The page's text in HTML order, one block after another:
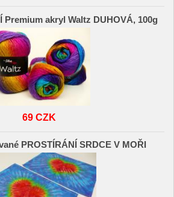
Premium akryl Waltz DUHOVÁ, 100g
69 CZK
PROSTÍRÁNÍ SRDCE V MOŘI